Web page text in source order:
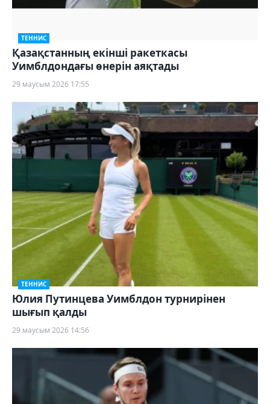
ТЕННИС
Қазақстанның екінші ракеткасы
Уимблдондағы өнерін аяқтады
29 маусым 2026 17:55
ТЕННИС
Юлия Путинцева Уимблдон турнирінен
шығып қалды
29 маусым 2026 14:56